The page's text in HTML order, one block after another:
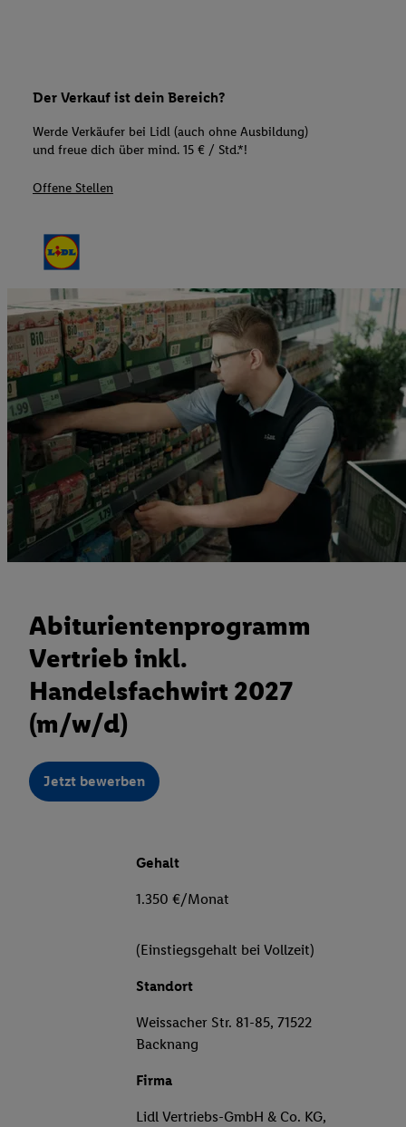
Der Verkauf ist dein Bereich?
Werde Verkäufer bei Lidl (auch ohne Ausbildung)
und freue dich über mind. 15 € / Std.*!
Offene Stellen
Abiturientenprogramm
Vertrieb inkl.
Handelsfachwirt 2027
(m/w/d)
Jetzt bewerben
Gehalt
1.350 €/Monat
(Einstiegsgehalt bei Vollzeit)
Standort
Weissacher Str. 81-85, 71522
Backnang
Firma
Lidl Vertriebs-GmbH & Co. KG,